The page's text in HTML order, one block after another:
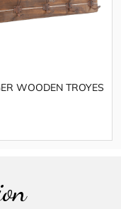
WOODEN TROYES